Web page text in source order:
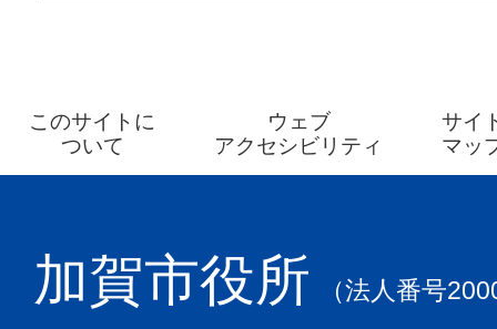
このサイトに
ついて
ウェブ
アクセシビリティ
サイ
マッ
加賀市役所 （法人番号